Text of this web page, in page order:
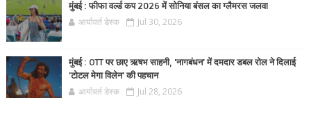
मुंबई : फीफा वर्ल्ड कप 2026 में सोनिया बंसल का ग्लैमरस जलवा
आर्यावर्त डेस्क Jul 30, 2026
मुंबई : OTT पर छाए ऋषभ साहनी, 'नागबंधन' में दमदार डबल रोल ने दिलाई
'टोटल मेगा विलेन' की पहचान
आर्यावर्त डेस्क Jul 28, 2026